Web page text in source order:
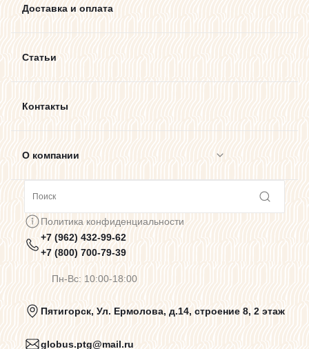
Доставка и оплата
Статьи
Контакты
О компании
Предупреждения о цветопередаче
Политика конфиденциальности
Политика конфиденциальности
+7 (962) 432-99-62
+7 (800) 700-79-39
Пн-Вс: 10:00-18:00
Пятигорск, Ул. Ермолова, д.14, строение 8, 2 этаж
globus.ptg@mail.ru